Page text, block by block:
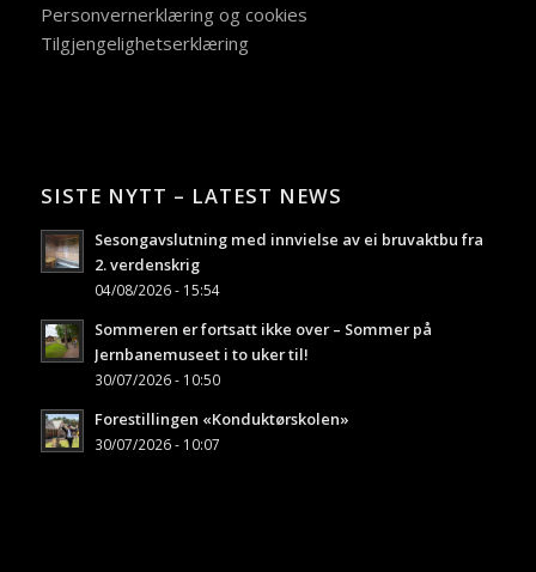
Personvernerklæring og cookies
Tilgjengelighetserklæring
SISTE NYTT – LATEST NEWS
Sesongavslutning med innvielse av ei bruvaktbu fra
2. verdenskrig
04/08/2026 - 15:54
Sommeren er fortsatt ikke over – Sommer på
Jernbanemuseet i to uker til!
30/07/2026 - 10:50
Forestillingen «Konduktørskolen»
30/07/2026 - 10:07